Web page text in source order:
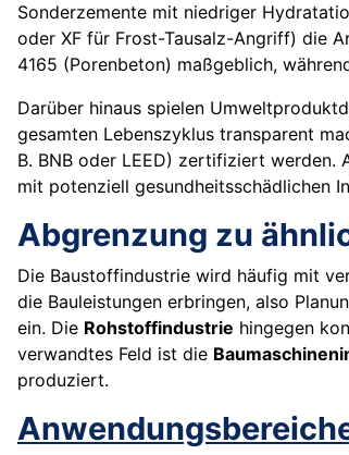
Sonderzemente mit niedriger
oder XF für Frost-Tausalz-Angriff) die
4165 (Porenbeton) maßgeblich,
Darüber hinaus spielen
gesamten Lebenszyklus transparent
B. BNB oder LEED) zertifiziert werden.
mit potenziell gesundheitsschädlichen
Abgrenzung zu
Die Baustoffindustrie wird häufig mit
die Bauleistungen erbringen, also
ein. Die Rohstoffindustrie hingegen
verwandtes Feld ist die
produziert.